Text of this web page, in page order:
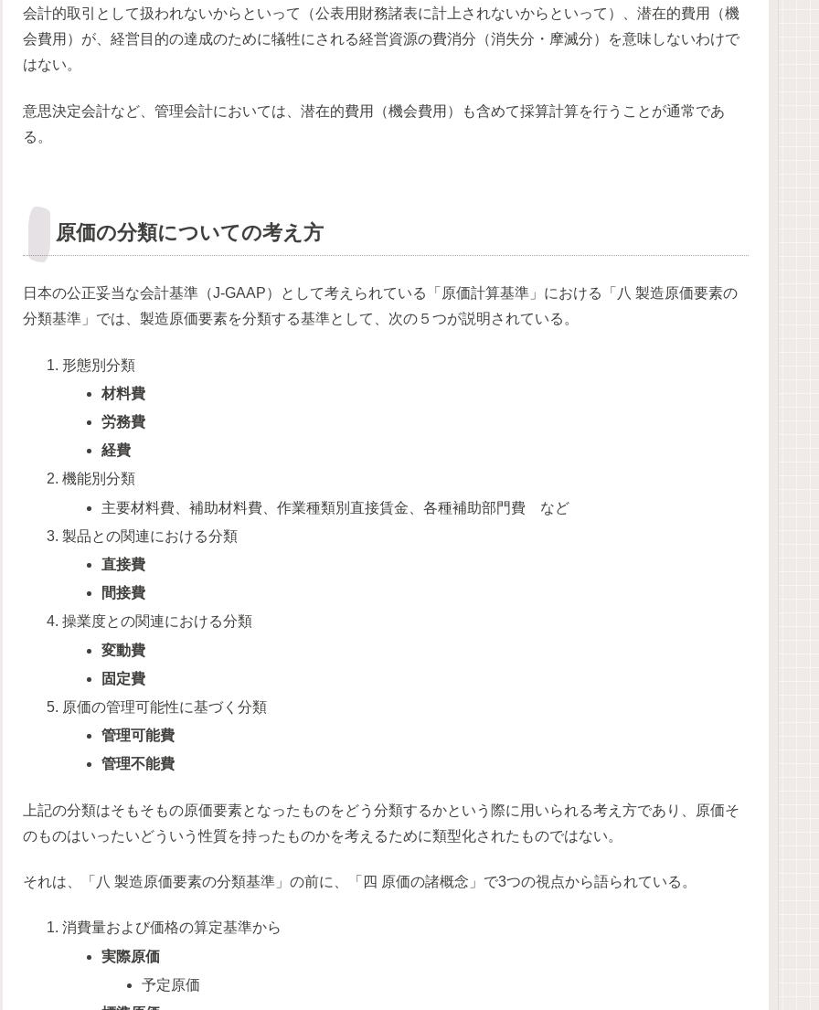
会計的取引として扱われないからといって（公表用財務諸表に計上されないからといって）、潜在的費用（機
会費用）が、経営目的の達成のために犠牲にされる経営資源の費消分（消失分・摩滅分）を意味しないわけで
はない。
意思決定会計など、管理会計においては、潜在的費用（機会費用）も含めて採算計算を行うことが通常であ
る。
原価の分類についての考え方
日本の公正妥当な会計基準（J-GAAP）として考えられている「原価計算基準」における「八 製造原価要素の
分類基準」では、製造原価要素を分類する基準として、次の５つが説明されている。
形態別分類
材料費
労務費
経費
機能別分類
主要材料費、補助材料費、作業種類別直接賃金、各種補助部門費 など
製品との関連における分類
直接費
間接費
操業度との関連における分類
変動費
固定費
原価の管理可能性に基づく分類
管理可能費
管理不能費
上記の分類はそもそもの原価要素となったものをどう分類するかという際に用いられる考え方であり、原価そ
のものはいったいどういう性質を持ったものかを考えるために類型化されたものではない。
それは、「八 製造原価要素の分類基準」の前に、「四 原価の諸概念」で3つの視点から語られている。
消費量および価格の算定基準から
実際原価
予定原価